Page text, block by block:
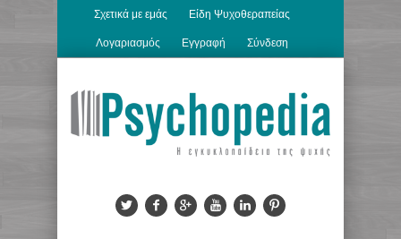
Σχετικά με εμάς Είδη Ψυχοθεραπείας
Λογαριασμός Εγγραφή Σύνδεση